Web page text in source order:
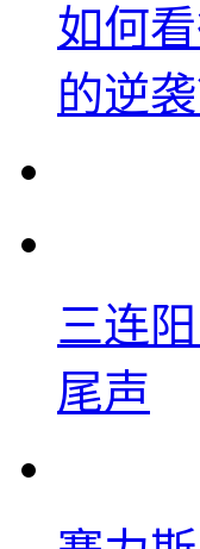
如何
的逆袭
三连
尾声